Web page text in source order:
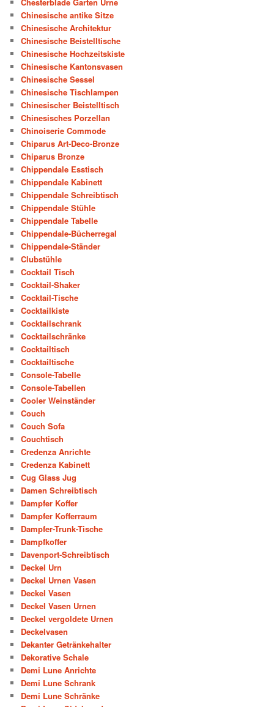
Chesterblade Garten Urne
Chinesische antike Sitze
Chinesische Architektur
Chinesische Beistelltische
Chinesische Hochzeitskiste
Chinesische Kantonsvasen
Chinesische Sessel
Chinesische Tischlampen
Chinesischer Beistelltisch
Chinesisches Porzellan
Chinoiserie Commode
Chiparus Art-Deco-Bronze
Chiparus Bronze
Chippendale Esstisch
Chippendale Kabinett
Chippendale Schreibtisch
Chippendale Stühle
Chippendale Tabelle
Chippendale-Bücherregal
Chippendale-Ständer
Clubstühle
Cocktail Tisch
Cocktail-Shaker
Cocktail-Tische
Cocktailkiste
Cocktailschrank
Cocktailschränke
Cocktailtisch
Cocktailtische
Console-Tabelle
Console-Tabellen
Cooler Weinständer
Couch
Couch Sofa
Couchtisch
Credenza Anrichte
Credenza Kabinett
Cug Glass Jug
Damen Schreibtisch
Dampfer Koffer
Dampfer Kofferraum
Dampfer-Trunk-Tische
Dampfkoffer
Davenport-Schreibtisch
Deckel Urn
Deckel Urnen Vasen
Deckel Vasen
Deckel Vasen Urnen
Deckel vergoldete Urnen
Deckelvasen
Dekanter Getränkehalter
Dekorative Schale
Demi Lune Anrichte
Demi Lune Schrank
Demi Lune Schränke